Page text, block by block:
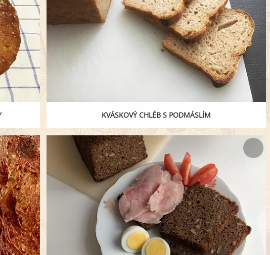
KVÁSKOVÝ CHLÉB S PODMÁSLÍM